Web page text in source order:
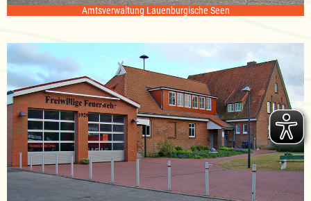
Amtsverwaltung Lauenburgische Seen